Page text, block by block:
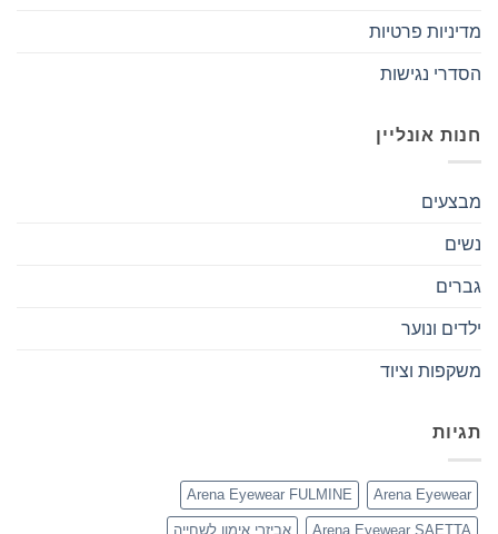
מדיניות פרטיות
הסדרי נגישות
חנות אונליין
מבצעים
נשים
גברים
ילדים ונוער
משקפות וציוד
תגיות
Arena Eyewear
Arena Eyewear FULMINE
Arena Eyewear SAETTA אביזרי אימון לשחייה